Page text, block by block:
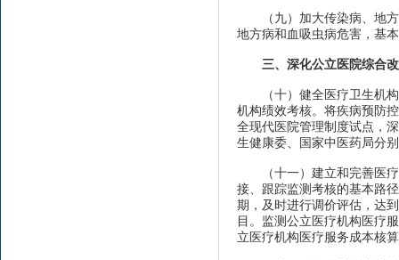
（九）加大传染病、地方
地方病和血吸虫病危害，基
三、深化公立医院综合
（十）健全医疗卫生机构
机构绩效考核。将疾病预防
全现代医院管理制度试点，
生健康委、国家中医药局分
（十一）建立和完善医疗
接、跟踪监测考核的基本路
期，及时进行调价评估，达
目。监测公立医疗机构医疗
立医疗机构医疗服务成本核